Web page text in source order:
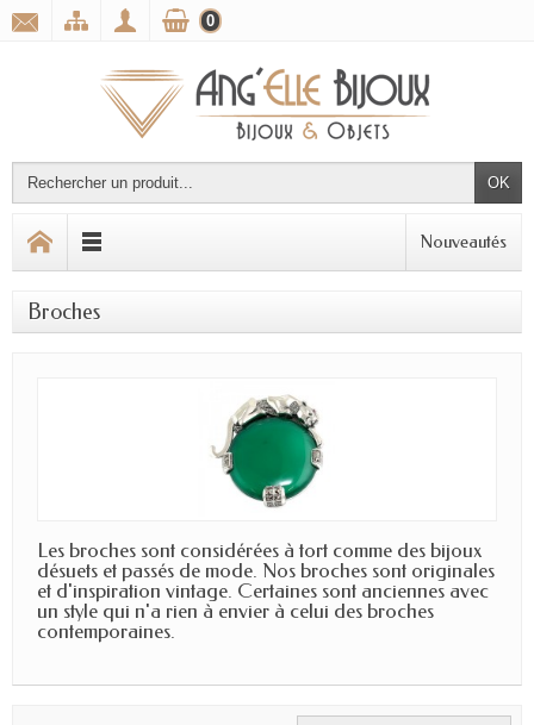
OK
0
Nouveautés
Broches
Les broches sont considérées à tort comme des bijoux
désuets et passés de mode. Nos broches sont originales
et d'inspiration vintage. Certaines sont anciennes avec
un style qui n'a rien à envier à celui des broches
contemporaines.